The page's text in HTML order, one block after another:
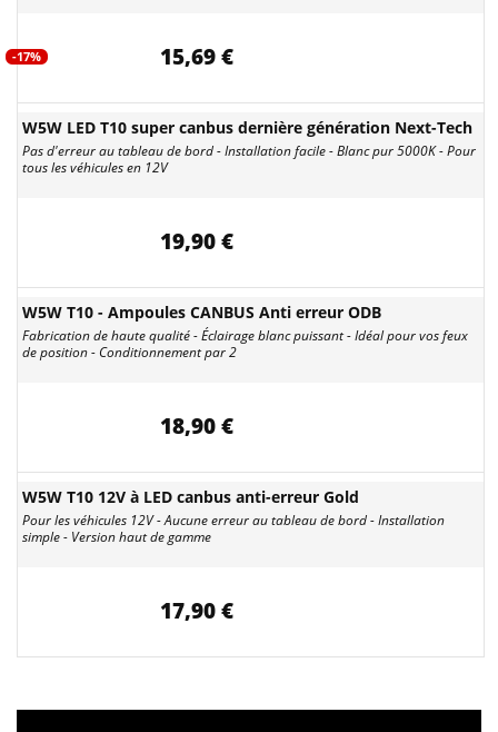
-17% 15,69 €
W5W LED T10 super canbus dernière génération Next-Tech
Pas d'erreur au tableau de bord - Installation facile - Blanc pur 5000K - Pour
tous les véhicules en 12V
19,90 €
W5W T10 - Ampoules CANBUS Anti erreur ODB
Fabrication de haute qualité - Éclairage blanc puissant - Idéal pour vos feux
de position - Conditionnement par 2
18,90 €
W5W T10 12V à LED canbus anti-erreur Gold
Pour les véhicules 12V - Aucune erreur au tableau de bord - Installation
simple - Version haut de gamme
17,90 €